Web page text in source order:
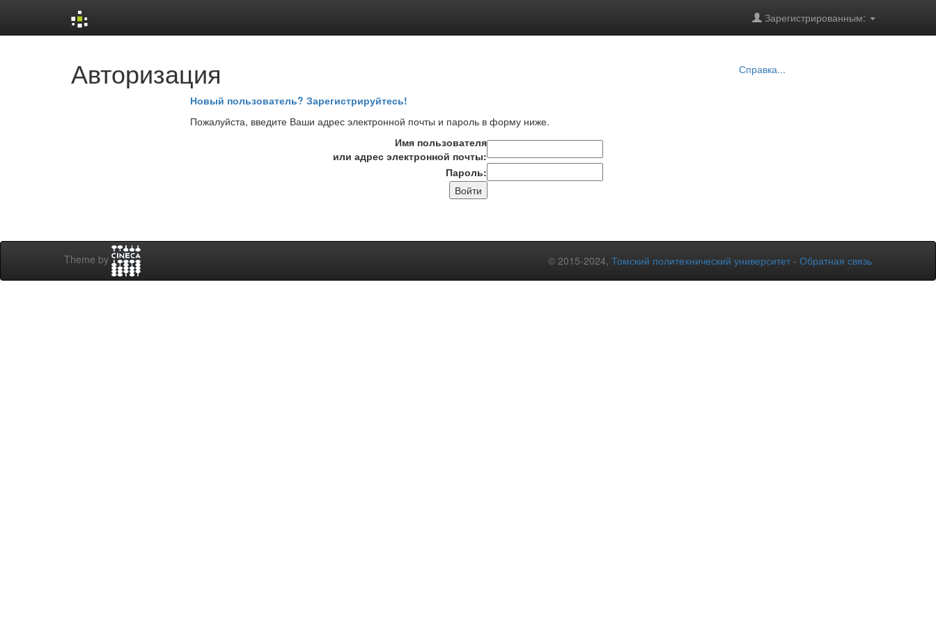
Зарегистрированным:
Авторизация Справка...
Новый пользователь? Зарегистрируйтесь!
Пожалуйста, введите Ваши адрес электронной почты и пароль в форму ниже.
Имя пользователя
или адрес электронной почты:
Пароль:
Theme by © 2015-2024, Томский политехнический университет - Обратная связь